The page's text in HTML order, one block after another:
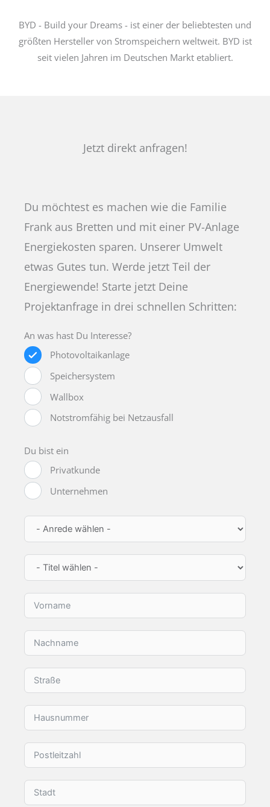
BYD - Build your Dreams - ist einer der beliebtesten und
größten Hersteller von Stromspeichern weltweit. BYD ist
seit vielen Jahren im Deutschen Markt etabliert.
Jetzt direkt anfragen!
Du möchtest es machen wie die Familie
Frank aus Bretten und mit einer PV-Anlage
Energiekosten sparen. Unserer Umwelt
etwas Gutes tun. Werde jetzt Teil der
Energiewende! Starte jetzt Deine
Projektanfrage in drei schnellen Schritten:
An was hast Du Interesse?
Photovoltaikanlage
Speichersystem
Wallbox
Notstromfähig bei Netzausfall
Du bist ein
Privatkunde
Unternehmen